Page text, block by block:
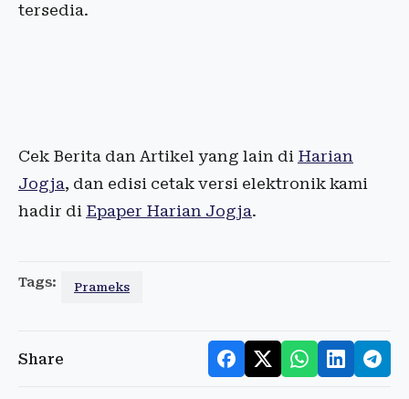
tersedia.
Cek Berita dan Artikel yang lain di Harian
Jogja, dan edisi cetak versi elektronik kami
hadir di Epaper Harian Jogja.
Tags: Prameks
Share